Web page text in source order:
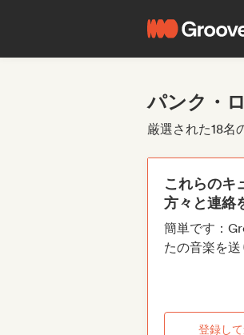
パンク・
厳選された18名
これらのキ
方々と連絡
簡単です：
たの音楽を送
登録し